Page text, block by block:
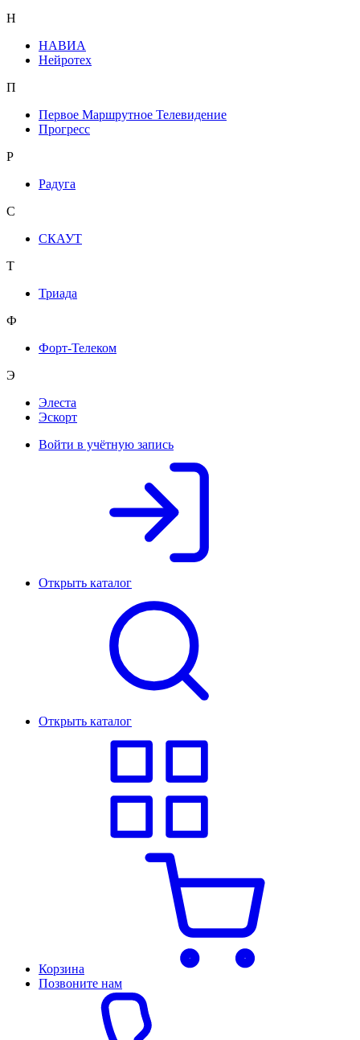
Н
НАВИА
Нейротех
П
Первое Маршрутное Телевидение
Прогресс
Р
Радуга
С
СКАУТ
Т
Триада
Ф
Форт-Телеком
Э
Элеста
Эскорт
Войти в учётную запись
Открыть каталог
Открыть каталог
Корзина
Позвоните нам